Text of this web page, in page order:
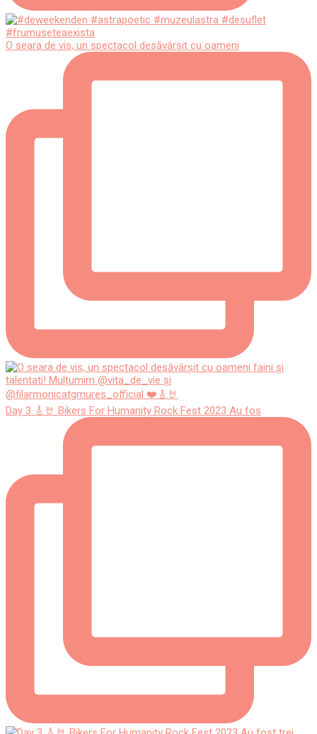
O seara de vis, un spectacol desăvârșit cu oameni
Day 3 🎸🤘 Bikers For Humanity Rock Fest 2023 Au fos